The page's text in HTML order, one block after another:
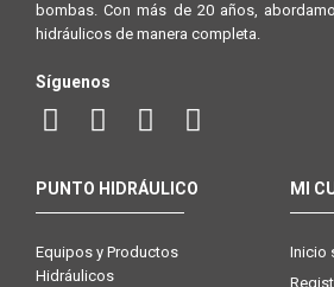
bombas. Con más de 20 años,
hidráulicos de manera completa.
Síguenos
PUNTO HIDRÁULICO
Equipos y Productos
Hidráulicos
MI
Inicio